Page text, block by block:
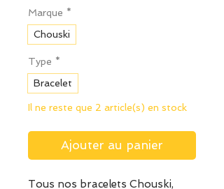
Marque *
Chouski
Type *
Bracelet
Il ne reste que 2 article(s) en stock
Ajouter au panier
Tous nos bracelets Chouski,